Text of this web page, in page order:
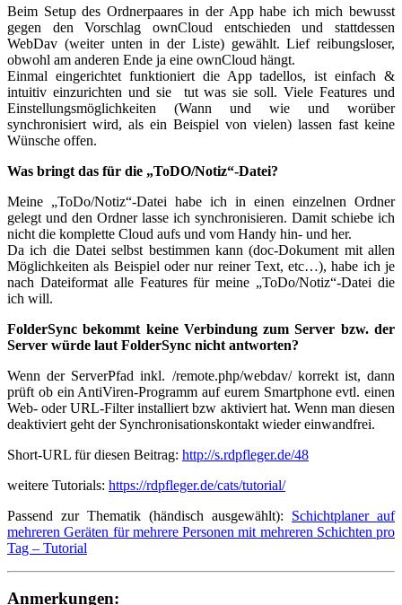
Beim Setup des Ordnerpaares in der App habe ich mich bewusst
gegen den Vorschlag ownCloud entschieden und stattdessen
WebDav (weiter unten in der Liste) gewählt. Lief reibungsloser,
obwohl am anderen Ende ja eine ownCloud hängt.
Einmal eingerichtet funktioniert die App tadellos, ist einfach &
intuitiv einzurichten und sie tut was sie soll. Viele Features und
Einstellungsmöglichkeiten (Wann und wie und worüber
synchronisiert wird, als ein Beispiel von vielen) lassen fast keine
Wünsche offen.
Was bringt das für die „ToDO/Notiz“-Datei?
Meine „ToDo/Notiz“-Datei habe ich in einen einzelnen Ordner
gelegt und den Ordner lasse ich synchronisieren. Damit schiebe ich
nicht die komplette Cloud aufs und vom Handy hin- und her.
Da ich die Datei selbst bestimmen kann (doc-Dokument mit allen
Möglichkeiten als Beispiel oder nur reiner Text, etc…), habe ich je
nach Dateiformat alle Features für meine „ToDo/Notiz“-Datei die
ich will.
FolderSync bekommt keine Verbindung zum Server bzw. der
Server würde laut FolderSync nicht antworten?
Wenn der ServerPfad inkl. /remote.php/webdav/ korrekt ist, dann
prüft ob ein AntiViren-Programm auf eurem Smartphone evtl. einen
Web- oder URL-Filter installiert bzw aktiviert hat. Wenn man diesen
deaktiviert geht der Synchronisationskontakt wieder einwandfrei.
Short-URL für diesen Beitrag: http://s.rdpfleger.de/48
weitere Tutorials: https://rdpfleger.de/cats/tutorial/
Passend zur Thematik (händisch ausgewählt): Schichtplaner auf
mehreren Geräten für mehrere Personen mit mehreren Schichten pro
Tag – Tutorial
Anmerkungen: